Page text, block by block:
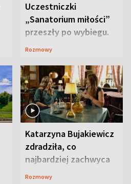
Uczestniczki
„Sanatorium miłości”
przeszły po wybiegu.
Te stylizacje
Rozmowy
Katarzyna Bujakiewicz
zdradziła, co
najbardziej zachwyca
ją w Lublinie
Rozmowy